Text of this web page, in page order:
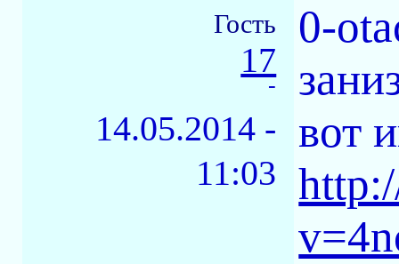
Гость
17
-
14.05.2014 -
11:03
0-
вот